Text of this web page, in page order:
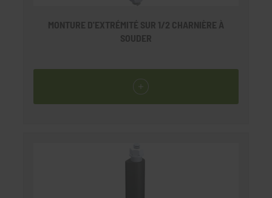
MONTURE D'EXTRÉMITÉ SUR 1/2 CHARNIÈRE À
SOUDER